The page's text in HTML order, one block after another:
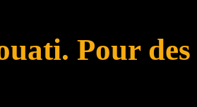
Pour